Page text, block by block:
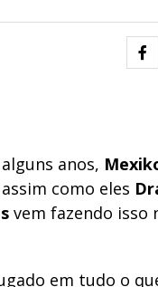
anos,
como eles
vem fazendo isso
em tudo o